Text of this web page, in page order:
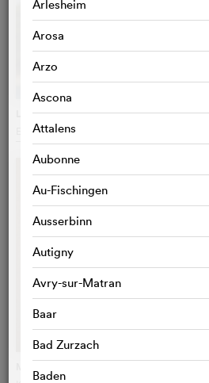
Arlesheim
Arosa
Arzo
Ascona
Attalens
Aubonne
Au-Fischingen
Ausserbinn
Autigny
Avry-sur-Matran
Baar
Bad Zurzach
Baden
Le médium
Emmanuel Laskar